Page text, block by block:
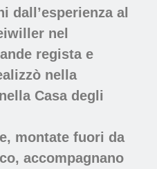
dall’esperienza al
nel
regista e
nella
Casa degli
montate fuori da
accompagnano